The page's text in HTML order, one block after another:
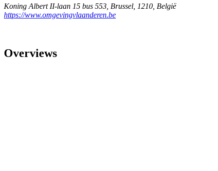
Koning Albert II-laan 15 bus 553 Brussel 1210 België
https://www.omgevingvlaanderen.be
Overviews